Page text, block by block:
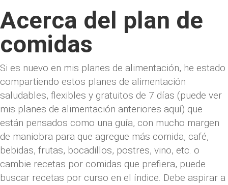
Acerca del plan de
comidas
Si es nuevo en mis planes de alimentación, he estado
compartiendo estos planes de alimentación
saludables, flexibles y gratuitos de 7 días (puede ver
mis planes de alimentación anteriores aquí) que
están pensados ​​como una guía, con mucho margen
de maniobra para que agregue más comida, café,
bebidas, frutas, bocadillos, postres, vino, etc. o
cambie recetas por comidas que prefiera, puede
buscar recetas por curso en el índice. Debe aspirar a